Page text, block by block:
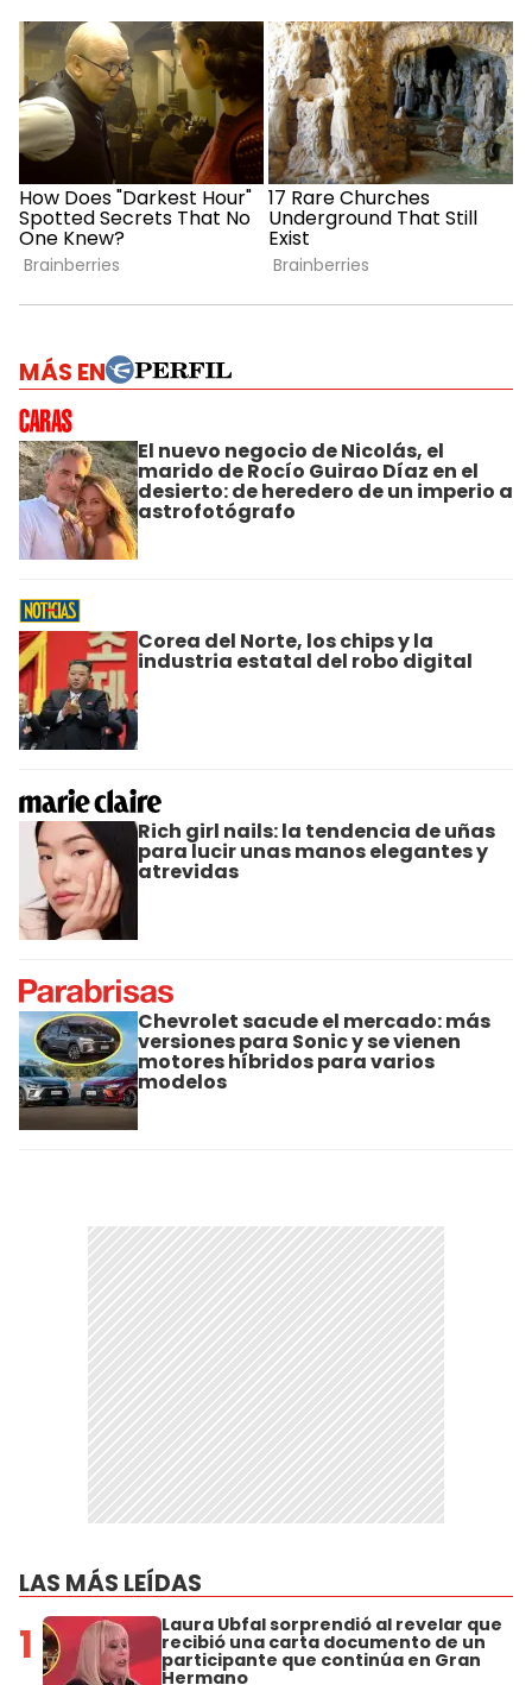
MÁS EN
El nuevo negocio de Nicolás, el
marido de Rocío Guirao Díaz en el
desierto: de heredero de un imperio a
astrofotógrafo
Corea del Norte, los chips y la
industria estatal del robo digital
Rich girl nails: la tendencia de uñas
para lucir unas manos elegantes y
atrevidas
Chevrolet sacude el mercado: más
versiones para Sonic y se vienen
motores híbridos para varios
modelos
LAS MÁS LEÍDAS
1 Laura Ubfal sorprendió al revelar que
recibió una carta documento de un
participante que continúa en Gran
Hermano